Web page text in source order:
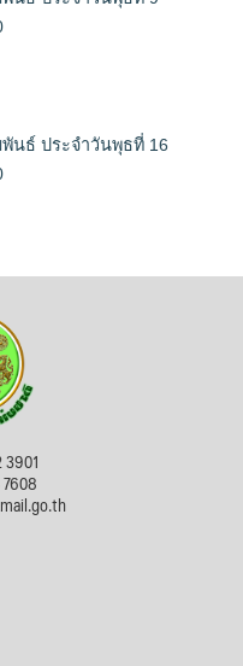
นธ์ ประจำวันพุธที่ 16
3901
7608